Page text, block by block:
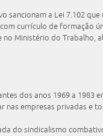
sancionam a Lei 7.102
currículo de formação
Ministério do Trabalho,
dos anos 1969 a 1983
nas empresas privadas e
do sindicalismo